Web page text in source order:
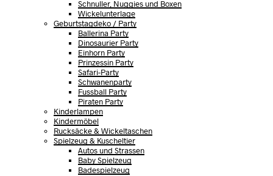
Schnuller, Nuggies und Boxen
Wickelunterlage
Geburtstagdeko / Party
Ballerina Party
Dinosaurier Party
Einhorn Party
Prinzessin Party
Safari-Party
Schwanenparty
Fussball Party
Piraten Party
Kinderlampen
Kindermöbel
Rucksäcke & Wickeltaschen
Spielzeug & Kuscheltier
Autos und Strassen
Baby Spielzeug
Badespielzeug